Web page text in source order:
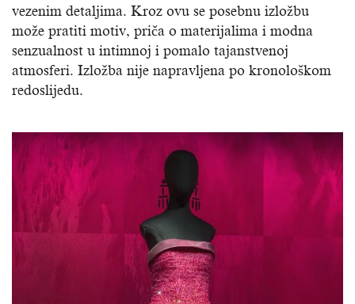
vezenim detaljima. Kroz ovu se posebnu izložbu
može pratiti motiv, priča o materijalima i modna
senzualnost u intimnoj i pomalo tajanstvenoj
atmosferi. Izložba nije napravljena po kronološkom
redoslijedu.